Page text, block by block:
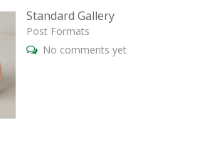
Standard Gallery
Post Formats
No comments yet